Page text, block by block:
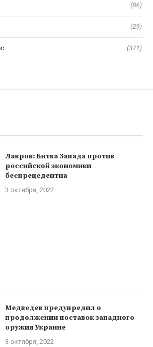
(86)
(29)
(371)
Лавров: Битва Запада против
российской экономики
беспрецедентна
3 октября, 2022
Медведев предупредил о
продолжении поставок западного
оружия Украине
3 октября, 2022